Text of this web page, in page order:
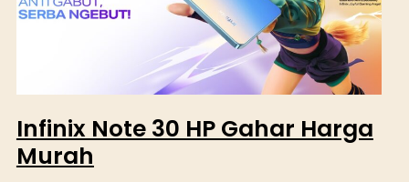
Infinix Note 30 HP Gahar Harga
Murah